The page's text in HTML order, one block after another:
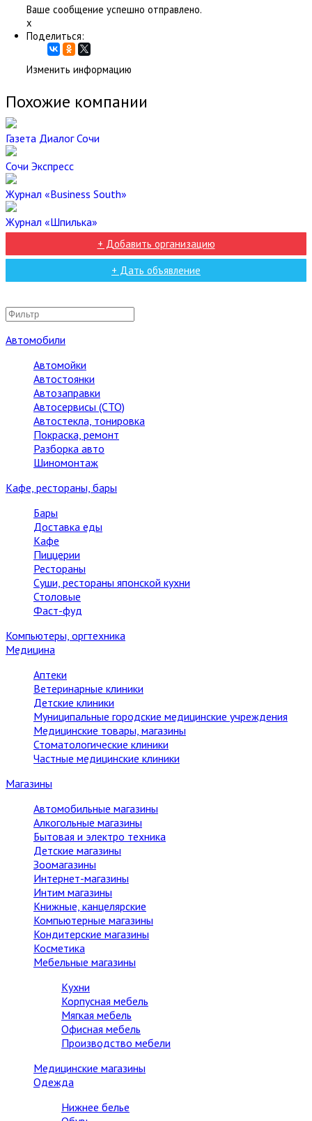
Ваше сообщение успешно отправлено.
x
Поделиться:
Изменить информацию
Похожие компании
Газета Диалог Сочи
Сочи Экспресс
Журнал «Business South»
Журнал «Шпилька»
+ Добавить организацию
+ Дать объявление
Автомобили
Автомойки
Автостоянки
Автозаправки
Автосервисы (СТО)
Автостекла, тонировка
Покраска, ремонт
Разборка авто
Шиномонтаж
Кафе, рестораны, бары
Бары
Доставка еды
Кафе
Пиццерии
Рестораны
Суши, рестораны японской кухни
Столовые
Фаст-фуд
Компьютеры, оргтехника
Медицина
Аптеки
Ветеринарные клиники
Детские клиники
Муниципальные городские медицинские учреждения
Медицинские товары, магазины
Стоматологические клиники
Частные медицинские клиники
Магазины
Автомобильные магазины
Алкогольные магазины
Бытовая и электро техника
Детские магазины
Зоомагазины
Интернет-магазины
Интим магазины
Книжные, канцелярские
Компьютерные магазины
Кондитерские магазины
Косметика
Мебельные магазины
Кухни
Корпусная мебель
Мягкая мебель
Офисная мебель
Производство мебели
Медицинские магазины
Одежда
Нижнее белье